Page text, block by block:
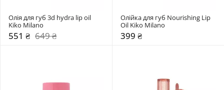
Олія для губ 3d hydra lip oil
Kiko Milano
551 ₴ 649 ₴
Олійка для губ Nourishing Lip
Oil Kiko Milano
399 ₴